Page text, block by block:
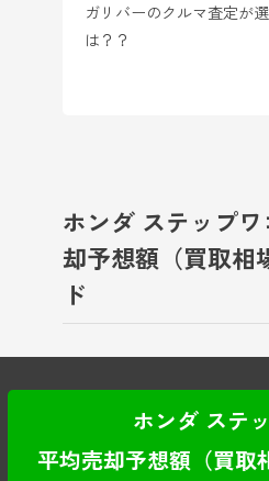
ガリバーのクルマ査定が
は？？
ホンダ ステップ
却予想額（買取相
ド
ホンダ ステ
平均売却予想額（買取